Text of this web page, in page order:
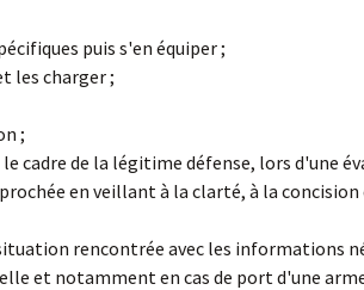
puis s'en équiper ;
les charger ;
;
de la légitime défense, lors d'une
en veillant à la clarté, à la
rencontrée avec les informations
et notamment en cas de port d'une